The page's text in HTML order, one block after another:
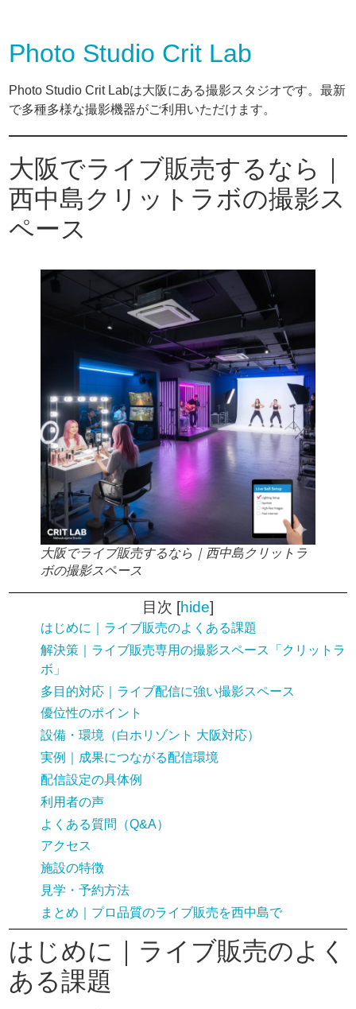
Photo Studio Crit Lab
Photo Studio Crit Labは大阪にある撮影スタジオです。最新
で多種多様な撮影機器がご利用いただけます。
大阪でライブ販売するなら｜
西中島クリットラボの撮影ス
ペース
大阪でライブ販売するなら｜西中島クリットラ
ボの撮影スペース
目次 [hide]
はじめに｜ライブ販売のよくある課題
解決策｜ライブ販売専用の撮影スペース「クリットラ
ボ」
多目的対応｜ライブ配信に強い撮影スペース
優位性のポイント
設備・環境（白ホリゾント 大阪対応）
実例｜成果につながる配信環境
配信設定の具体例
利用者の声
よくある質問（Q&A）
アクセス
施設の特徴
見学・予約方法
まとめ｜プロ品質のライブ販売を西中島で
はじめに｜ライブ販売のよく
ある課題